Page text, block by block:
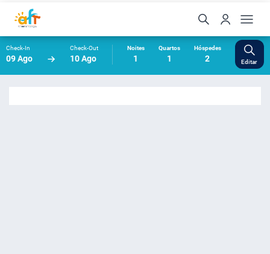
Check-In
09 Ago
Check-Out
10 Ago
Noites
1
Quartos
1
Hóspedes
2 Editar